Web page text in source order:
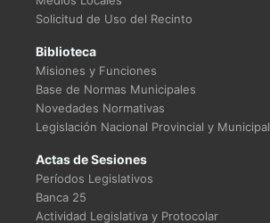
Solicitud de Uso del Recinto
Biblioteca
Misiones y Funciones
Base de Normas Municipales
Novedades Normativas
Legislación Nacional Provincial y Municipal
Actas de Sesiones
Períodos Legislativos
Banca 25
Actividad Legislativa y Protocolar